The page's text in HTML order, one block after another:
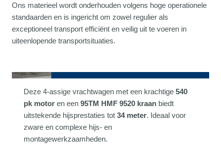
Ons materieel wordt onderhouden volgens hoge operationele
standaarden en is ingericht om zowel regulier als
exceptioneel transport efficiënt en veilig uit te voeren in
uiteenlopende transportsituaties.
Deze 4-assige vrachtwagen met een krachtige 540
pk motor en een 95TM HMF 9520 kraan biedt
uitstekende hijsprestaties tot 34 meter. Ideaal voor
zware en complexe hijs- en
montagewerkzaamheden.